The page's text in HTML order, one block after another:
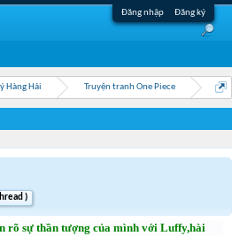
Đăng nhập Đăng ký
Hàng Hải Truyện tranh One Piece
)
rõ sự thần tượng của mình với Luffy,hài